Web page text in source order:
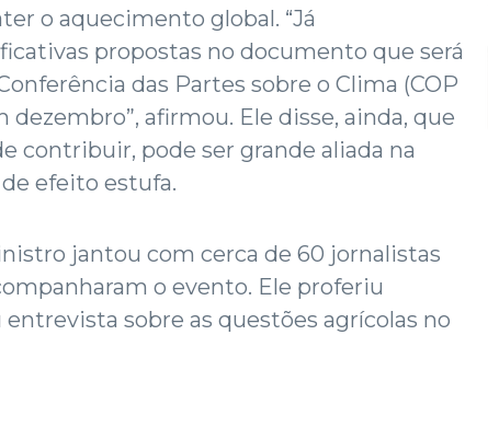
o aquecimento global. “Já
propostas no documento que será
das Partes sobre o Clima (COP
dezembro”, afirmou. Ele disse, ainda, que
contribuir, pode ser grande aliada na
efeito estufa.
jantou com cerca de 60 jornalistas
o evento. Ele proferiu
sobre as questões agrícolas no